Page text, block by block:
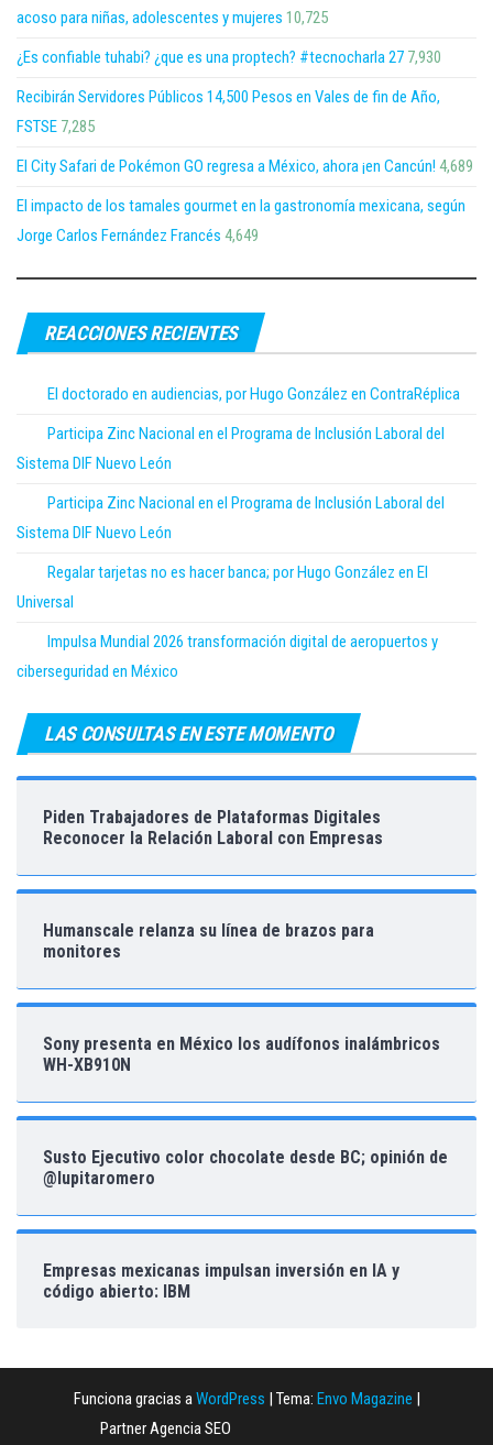
acoso para niñas, adolescentes y mujeres 10,725
¿Es confiable tuhabi? ¿que es una proptech? #tecnocharla 27 7,930
Recibirán Servidores Públicos 14,500 Pesos en Vales de fin de Año,
FSTSE 7,285
El City Safari de Pokémon GO regresa a México, ahora ¡en Cancún! 4,689
El impacto de los tamales gourmet en la gastronomía mexicana, según
Jorge Carlos Fernández Francés 4,649
REACCIONES RECIENTES
El doctorado en audiencias, por Hugo González en ContraRéplica
Participa Zinc Nacional en el Programa de Inclusión Laboral del
Sistema DIF Nuevo León
Participa Zinc Nacional en el Programa de Inclusión Laboral del
Sistema DIF Nuevo León
Regalar tarjetas no es hacer banca; por Hugo González en El
Universal
Impulsa Mundial 2026 transformación digital de aeropuertos y
ciberseguridad en México
LAS CONSULTAS EN ESTE MOMENTO
Piden Trabajadores de Plataformas Digitales
Reconocer la Relación Laboral con Empresas
Humanscale relanza su línea de brazos para
monitores
Sony presenta en México los audífonos inalámbricos
WH-XB910N
Susto Ejecutivo color chocolate desde BC; opinión de
@lupitaromero
Empresas mexicanas impulsan inversión en IA y
código abierto: IBM
Funciona gracias aWordPress Tema: Envo Magazine
Partner Agencia SEO